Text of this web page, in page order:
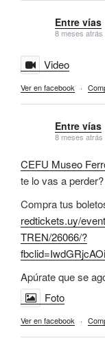
Entre vías
8 meses atrás
Video
Ver en facebook ·
Entre vías
8 meses atrás
CEFU Museo
te lo vas a perder?
Compra tus
redtickets.uy/
TREN/26066/?
Apúrate que se
Foto
Ver en facebook ·